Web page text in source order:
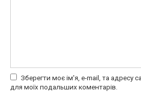
Зберегти моє ім'я, e-mail, та адресу
для моїх подальших коментарів.